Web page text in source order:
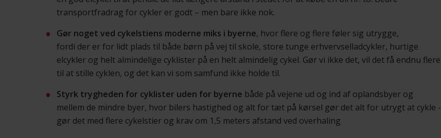
transportfradrag for cykler er godt – men bare ikke nok.
Gør noget ved cykelstiens moderne miks i byerne, hvor flere og flere føler sig utrygge,
fordi der er for lidt plads til både børn på vej til skole, store tunge erhvervselladcykler, hurtige
elcykler og helt almindelige cyklister på en helt almindelig cykel. Gør vi ikke det, vil det få endnu flere
til at stille cyklen, og det kan vi som samfund ikke holde til.
Styrk trygheden for cyklister uden for byerne både på vejene ud og ind af oplandsbyer og
mellem de mindre byer, hvor bilers hastighed og alt for tæt på kørsel gør det alt for utrygt at cykle -
gør det med flere cykelstier og krav om 1,5 meters afstand ved overhaling